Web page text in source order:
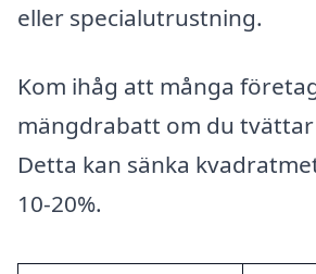
eller specialutrustning.
Kom ihåg att många
mängdrabatt om du
Detta kan sänka
10-20%.